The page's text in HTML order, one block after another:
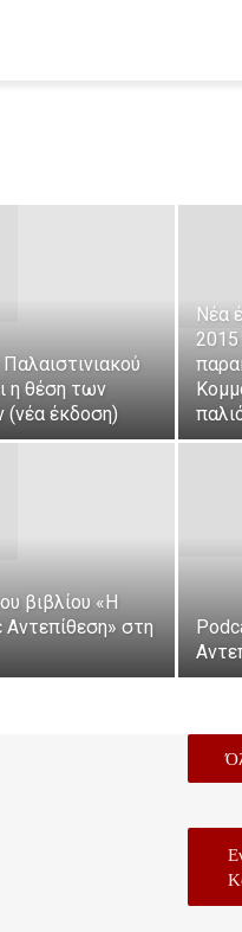
η θέση των
(νέα έκδοση)
Νέα
2015
βιβλίου «Η
Αντεπίθεση» στη